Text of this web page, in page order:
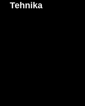
Tehnika